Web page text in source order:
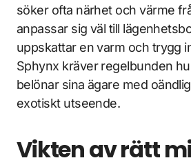
söker ofta närhet och värme
anpassar sig väl till
uppskattar en varm och trygg
Sphynx kräver regelbunden
belönar sina ägare med
exotiskt utseende.
Vikten av rätt